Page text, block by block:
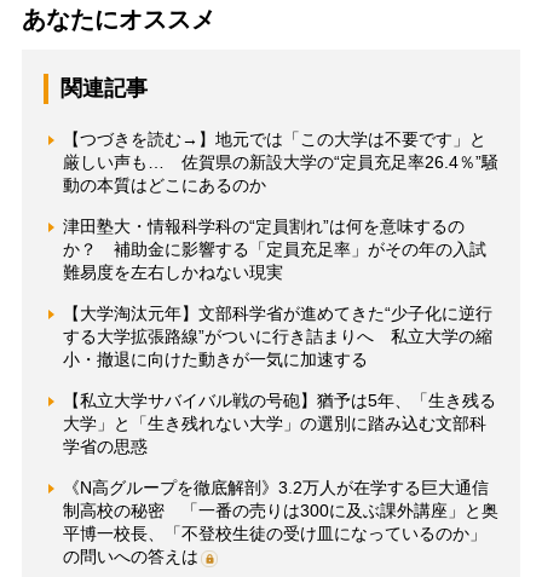
あなたにオススメ
関連記事
【つづきを読む→】地元では「この大学は不要です」と
厳しい声も… 佐賀県の新設大学の“定員充足率26.4％”騒
動の本質はどこにあるのか
津田塾大・情報科学科の“定員割れ”は何を意味するの
か？ 補助金に影響する「定員充足率」がその年の入試
難易度を左右しかねない現実
【大学淘汰元年】文部科学省が進めてきた“少子化に逆行
する大学拡張路線”がついに行き詰まりへ 私立大学の縮
小・撤退に向けた動きが一気に加速する
【私立大学サバイバル戦の号砲】猶予は5年、「生き残る
大学」と「生き残れない大学」の選別に踏み込む文部科
学省の思惑
《N高グループを徹底解剖》3.2万人が在学する巨大通信
制高校の秘密 「一番の売りは300に及ぶ課外講座」と奥
平博一校長、「不登校生徒の受け皿になっているのか」
の問いへの答えは